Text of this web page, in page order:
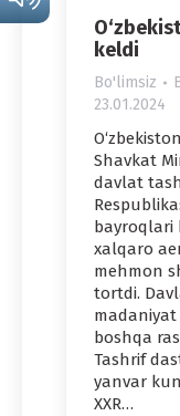
keldi
Bo'limsiz
23.01.2024
Shavkat
davlat
bayroqlari
xalqaro
mehmon
tortdi.
madaniyat
boshqa
Tashrif
yanvar
XXR…